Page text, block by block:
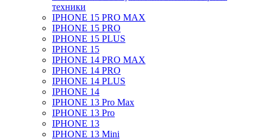
техники
IPHONE 15 PRO MAX
IPHONE 15 PRO
IPHONE 15 PLUS
IPHONE 15
IPHONE 14 PRO MAX
IPHONE 14 PRO
IPHONE 14 PLUS
IPHONE 14
IPHONE 13 Pro Max
IPHONE 13 Pro
IPHONE 13
IPHONE 13 Mini